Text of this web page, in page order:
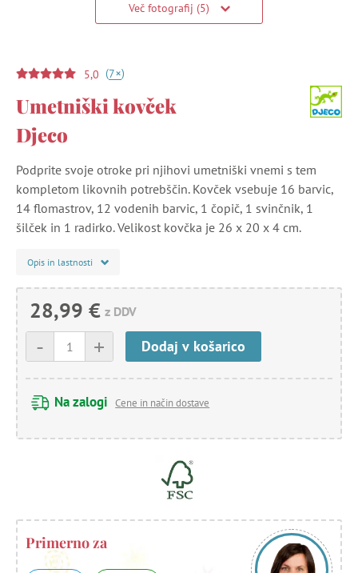
Več fotografij (5)
5,0 (7+)
Umetniški kovček
Djeco
Podprite svoje otroke pri njihovi umetniški vnemi s tem
kompletom likovnih potrebščin. Kovček vsebuje 16 barvic,
14 flomastrov, 12 vodenih barvic, 1 čopič, 1 svinčnik, 1
šilček in 1 radirko. Velikost kovčka je 26 x 20 x 4 cm.
Opis in lastnosti
28,99 € z DDV
+
- Dodaj v košarico
Na zalogi Cene in način dostave
Primerno za